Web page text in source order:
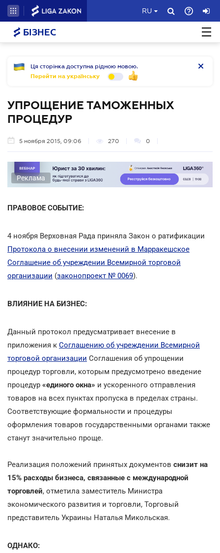
RU
БІЗНЕС
Ця сторінка доступна рідною мовою.
Перейти на українську
УПРОЩЕНИЕ ТАМОЖЕННЫХ
ПРОЦЕДУР
5 ноября 2015, 09:06 270 0
Реклама
ПРАВОВОЕ СОБЫТИЕ:
4 ноября Верховная Рада приняла Закон о ратификации
Протокола о внесении изменений в Марракешское
Соглашение об учреждении Всемирной торговой
организации (законопроект № 0069).
ВЛИЯНИЕ НА БИЗНЕС:
Данный протокол предусматривает внесение в
приложения к Соглашению об учреждении Всемирной
торговой организации Соглашения об упрощении
процедур торговли, которым предусмотрено введение
процедур «единого окна» и ускоренного отправления
товаров на всех пунктах пропуска в пределах страны.
Соответствующие формальности и процедуры
оформления товаров государственными органами также
станут значительно проще.
Реализация положений принятых документов снизит на
15% расходы бизнеса, связанные с международной
торговлей, отметила заместитель Министра
экономического развития и торговли, Торговый
представитель Украины Наталья Микольская.
ОДНАКО: